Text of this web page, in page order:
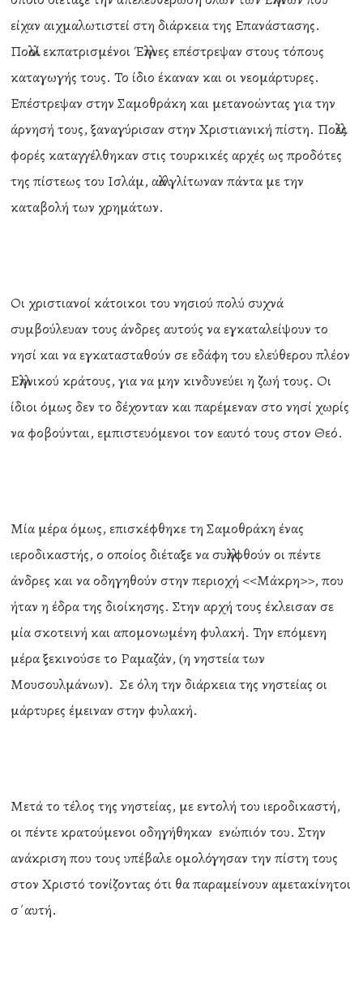
είχαν αιχμαλωτιστεί στη διάρκεια της Επανάστασης.
Πολλοί εκπατρισμένοι Έλληνες επέστρεψαν στους τόπους
καταγωγής τους. Το ίδιο έκαναν και οι νεομάρτυρες.
Επέστρεψαν στην Σαμοθράκη και μετανοώντας για την
άρνησή τους, ξαναγύρισαν στην Χριστιανική πίστη. Πολλές
φορές καταγγέλθηκαν στις τουρκικές αρχές ως προδότες
της πίστεως του Ισλάμ, αλλά γλίτωναν πάντα με την
καταβολή των χρημάτων.
Οι χριστιανοί κάτοικοι του νησιού πολύ συχνά
συμβούλευαν τους άνδρες αυτούς να εγκαταλείψουν το
νησί και να εγκατασταθούν σε εδάφη του ελεύθερου πλέον
Ελληνικού κράτους, για να μην κινδυνεύει η ζωή τους. Οι
ίδιοι όμως δεν το δέχονταν και παρέμεναν στο νησί χωρίς
να φοβούνται, εμπιστευόμενοι τον εαυτό τους στον Θεό.
Μία μέρα όμως, επισκέφθηκε τη Σαμοθράκη ένας
ιεροδικαστής, ο οποίος διέταξε να συλληφθούν οι πέντε
άνδρες και να οδηγηθούν στην περιοχή <<Μάκρη>>, που
ήταν η έδρα της διοίκησης. Στην αρχή τους έκλεισαν σε
μία σκοτεινή και απομονωμένη φυλακή. Την επόμενη
μέρα ξεκινούσε το Ραμαζάν, (η νηστεία των
Μουσουλμάνων). Σε όλη την διάρκεια της νηστείας οι
μάρτυρες έμειναν στην φυλακή.
Μετά το τέλος της νηστείας, με εντολή του ιεροδικαστή,
οι πέντε κρατούμενοι οδηγήθηκαν ενώπιόν του. Στην
ανάκριση που τους υπέβαλε ομολόγησαν την πίστη τους
στον Χριστό τονίζοντας ότι θα παραμείνουν αμετακίνητοι
σ΄αυτή.